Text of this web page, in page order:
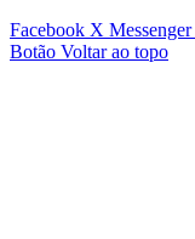
Facebook X Messenger
Botão Voltar ao topo